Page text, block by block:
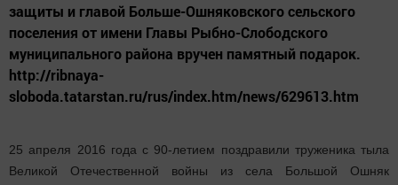
защиты и главой Больше-Ошняковского сельского
поселения от имени Главы Рыбно-Слободского
муниципального района вручен памятный подарок.
http://ribnaya-
sloboda.tatarstan.ru/rus/index.htm/news/629613.htm
25 апреля 2016 года с 90-летием поздравили труженика тыла
Великой Отечественной войны из села Большой Ошняк